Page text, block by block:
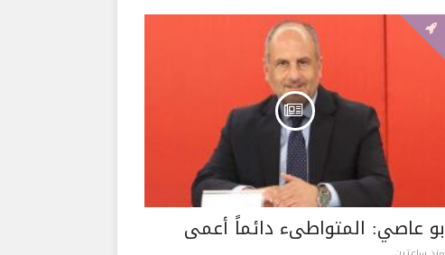
بو عاصي: المتواطىء دائماً أعمى